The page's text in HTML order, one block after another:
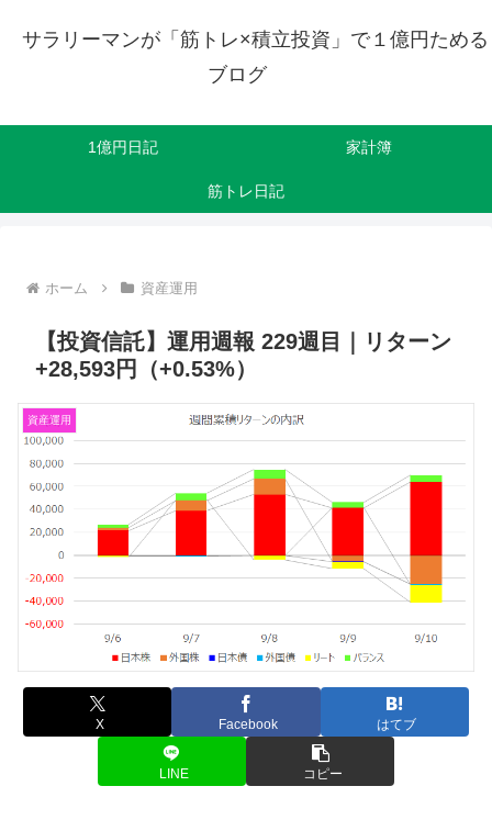
サラリーマンが「筋トレ×積立投資」で１億円ためる
ブログ
1億円日記 家計簿
筋トレ日記
ホーム 資産運用
【投資信託】運用週報 229週目｜リターン
+28,593円（+0.53%）
資産運用
X Facebook はてブ
LINE コピー